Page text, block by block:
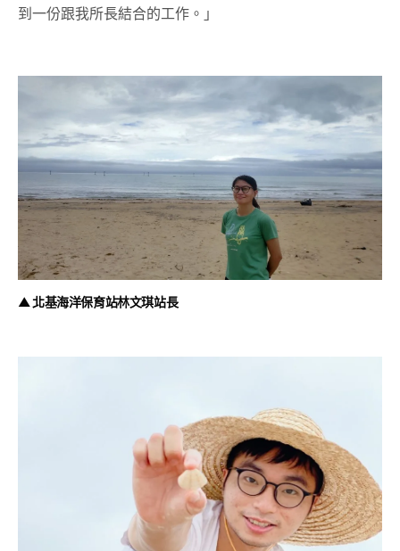
到一份跟我所長結合的工作。」
▲ 北基海洋保育站林文琪站長